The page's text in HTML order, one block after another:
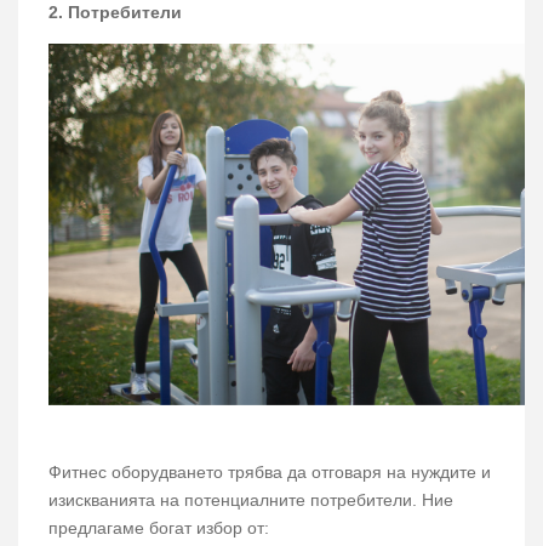
2. Потребители
Фитнес оборудването трябва да отговаря на нуждите и
изискванията на потенциалните потребители. Ние
предлагаме богат избор от: